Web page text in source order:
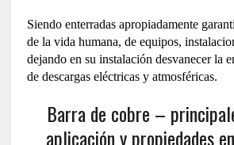
Siendo enterradas apropiadamente
de la vida humana, de equipos,
dejando en su instalación desvanecer la
de descargas eléctricas y atmosféricas.
Barra de cobre –
aplicación y propiedades